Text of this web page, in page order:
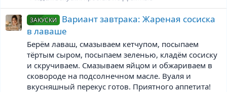
ЗАКУСКИ
Вариант завтрака: Жареная сосиска
в лаваше
Берём лаваш, смазываем кетчупом, посыпаем
тёртым сыром, посыпаем зеленью, кладём сосиску
и скручиваем. Смазываем яйцом и обжариваем в
сковороде на подсолнечном масле. Вуаля и
вкусняшный перекус готов. Приятного аппетита!